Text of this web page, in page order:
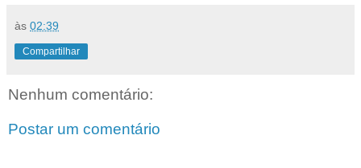
às 02:39
Compartilhar
Nenhum comentário:
Postar um comentário